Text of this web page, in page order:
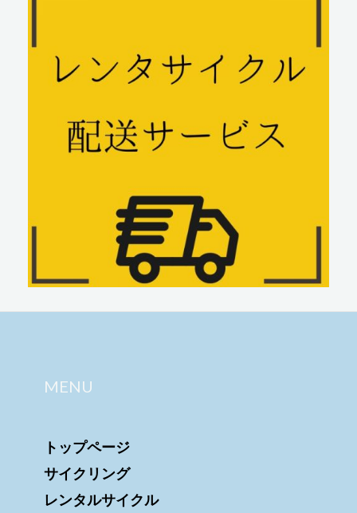
MENU
トップページ
サイクリング
レンタルサイクル